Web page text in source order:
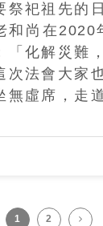
祭祀祖先的
和尚在2020
化解災難
次法會大家
無虛席，走
1 2